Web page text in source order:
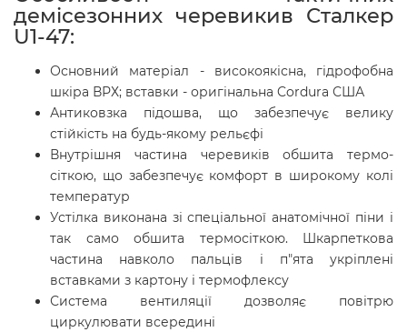
демісезонних черевикив Сталкер
U1-47:
Основний матеріал - високоякісна, гідрофобна
шкіра ВРХ; вставки - оригінальна Cordura США
Антиковзка підошва, що забезпечує велику
стійкість на будь-якому рельєфі
Внутрішня частина черевиків обшита термо-
сіткою, що забезпечує комфорт в широкому колі
температур
Устілка виконана зі спеціальної анатомічної піни і
так само обшита термосіткою. Шкарпеткова
частина навколо пальців і п"ята укріплені
вставками з картону і термофлексу
Система вентиляції дозволяє повітрю
циркулювати всередині